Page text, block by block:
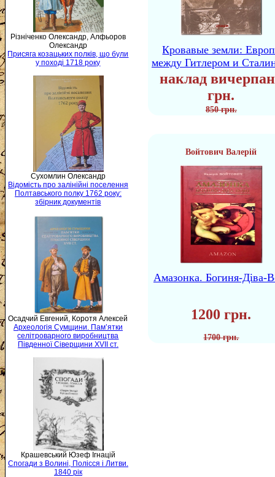
Різніченко Олександр, Алфьоров
Олександр
Присяга козацьких полків, що були
у поході 1718 року
Сухомлин Олександр
Відомість про залінійні поселення
Полтавського полку 1762 року:
збірник документів
Осадчий Евгений, Коротя Алексей
Археологія Сумщини. Пам’ятки
селітроварного виробництва
Південної Сіверщини XVII ст.
Крашевський Юзеф Ігнацій
Спогади з Волині, Полісся і Литви.
1840 рік
Кровавые земли:
между Гитлером и
наклад
грн.
850 грн.
Войтович Валерій
Амазонка. Богиня-Діва-
1200 грн.
1700 грн.